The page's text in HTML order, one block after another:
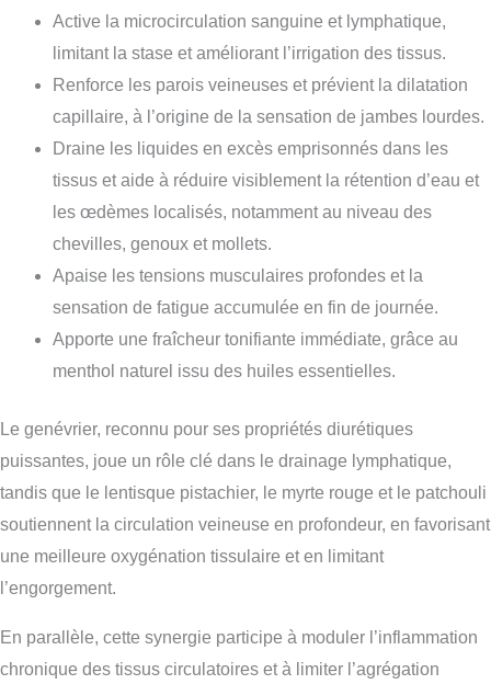
Active la microcirculation sanguine et lymphatique,
limitant la stase et améliorant l’irrigation des tissus.
Renforce les parois veineuses et prévient la dilatation
capillaire, à l’origine de la sensation de jambes lourdes.
Draine les liquides en excès emprisonnés dans les
tissus et aide à réduire visiblement la rétention d’eau et
les œdèmes localisés, notamment au niveau des
chevilles, genoux et mollets.
Apaise les tensions musculaires profondes et la
sensation de fatigue accumulée en fin de journée.
Apporte une fraîcheur tonifiante immédiate, grâce au
menthol naturel issu des huiles essentielles.
Le genévrier, reconnu pour ses propriétés diurétiques
puissantes, joue un rôle clé dans le drainage lymphatique,
tandis que le lentisque pistachier, le myrte rouge et le patchouli
soutiennent la circulation veineuse en profondeur, en favorisant
une meilleure oxygénation tissulaire et en limitant
l’engorgement.
En parallèle, cette synergie participe à moduler l’inflammation
chronique des tissus circulatoires et à limiter l’agrégation